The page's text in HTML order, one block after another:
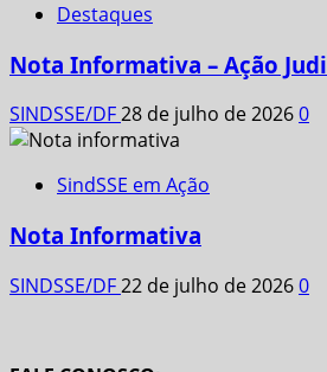
Destaques
Nota Informativa – Ação
SINDSSE/DF28 de julho de 20260
SindSSE em Ação
Nota Informativa
SINDSSE/DF22 de julho de 20260